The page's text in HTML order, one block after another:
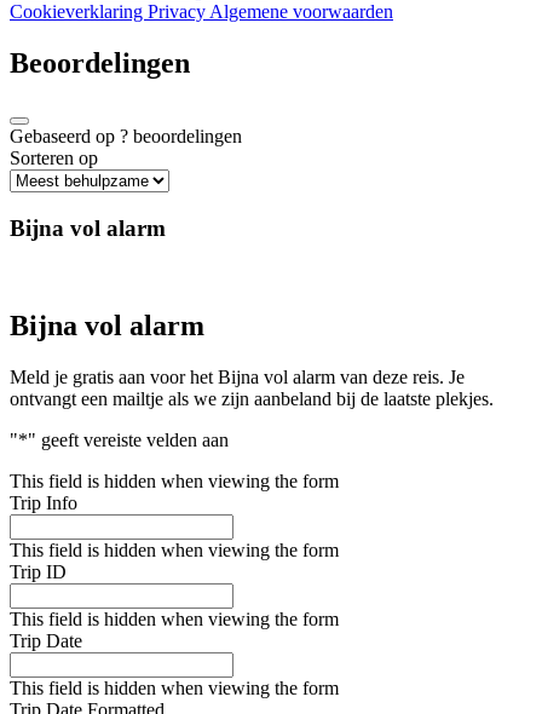
Cookieverklaring Privacy Algemene voorwaarden
Beoordelingen
Gebaseerd op ? beoordelingen
Sorteren op
Bijna vol alarm
Bijna vol alarm
Meld je gratis aan voor het Bijna vol alarm van deze reis. Je
ontvangt een mailtje als we zijn aanbeland bij de laatste plekjes.
"*" geeft vereiste velden aan
This field is hidden when viewing the form
Trip Info
This field is hidden when viewing the form
Trip ID
This field is hidden when viewing the form
Trip Date
This field is hidden when viewing the form
Trip Date Formatted